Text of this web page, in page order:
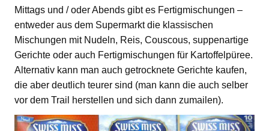
Mittags und / oder Abends gibt es Fertigmischungen –
entweder aus dem Supermarkt die klassischen
Mischungen mit Nudeln, Reis, Couscous, suppenartige
Gerichte oder auch Fertigmischungen für Kartoffelpüree.
Alternativ kann man auch getrocknete Gerichte kaufen,
die aber deutlich teurer sind (man kann die auch selber
vor dem Trail herstellen und sich dann zumailen).